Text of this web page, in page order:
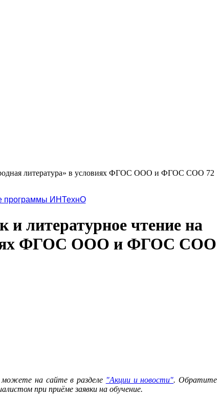
родная литература» в условиях ФГОС ООО и ФГОС СОО 72
программы ИНТехнО
и литературное чтение на
ФГОС ООО и ФГОС СОО
на сайте в разделе "Акции и новости". Обратите
при приёме заявки на обучение.